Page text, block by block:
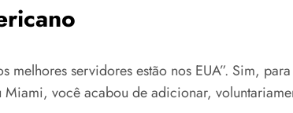
melhores servidores estão nos EUA”. Sim,
você acabou de adicionar,